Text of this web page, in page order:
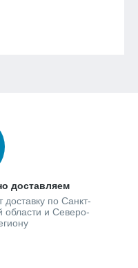
доставляем
по Санкт-
области и Северо-